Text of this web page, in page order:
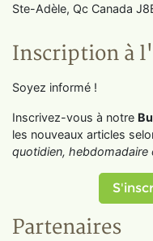
Ste-Adèle, Qc Canada
Inscription à
Soyez informé !
Inscrivez-vous à notre
les nouveaux articles
quotidien, hebdomadaire
Partenaires